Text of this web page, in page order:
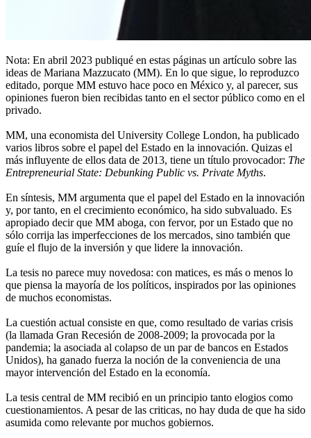
Nota: En abril 2023 publiqué en estas páginas un artículo sobre las
ideas de Mariana Mazzucato (MM). En lo que sigue, lo reproduzco
editado, porque MM estuvo hace poco en México y, al parecer, sus
opiniones fueron bien recibidas tanto en el sector público como en el
privado.
MM, una economista del University College London, ha publicado
varios libros sobre el papel del Estado en la innovación. Quizas el
más influyente de ellos data de 2013, tiene un título provocador: The
Entrepreneurial State: Debunking Public vs. Private Myths.
En síntesis, MM argumenta que el papel del Estado en la innovación
y, por tanto, en el crecimiento económico, ha sido subvaluado. Es
apropiado decir que MM aboga, con fervor, por un Estado que no
sólo corrija las imperfecciones de los mercados, sino también que
guíe el flujo de la inversión y que lidere la innovación.
La tesis no parece muy novedosa: con matices, es más o menos lo
que piensa la mayoría de los políticos, inspirados por las opiniones
de muchos economistas.
La cuestión actual consiste en que, como resultado de varias crisis
(la llamada Gran Recesión de 2008-2009; la provocada por la
pandemia; la asociada al colapso de un par de bancos en Estados
Unidos), ha ganado fuerza la noción de la conveniencia de una
mayor intervención del Estado en la economía.
La tesis central de MM recibió en un principio tanto elogios como
cuestionamientos. A pesar de las criticas, no hay duda de que ha sido
asumida como relevante por muchos gobiernos.